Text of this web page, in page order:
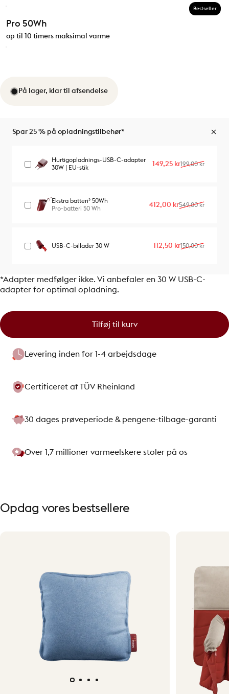
Pro 50Wh
op til 10 timers maksimal varme
Bestseller
På lager, klar til afsendelse
Spar 25 % på opladningstilbehør*
Hurtigopladnings-USB-C-adapter
30W | EU-stik
Udsalgspris
149,25 kr
Almindelig pris
199,00 kr
Ekstra batteri³ 50Wh
Pro-batteri 50 Wh
Udsalgspris
412,00 kr
Almindelig pris
549,00 kr
USB-C-billader 30 W Udsalgspris
112,50 kr
Almindelig pris
150,00 kr
*Adapter medfølger ikke. Vi anbefaler en 30 W USB-C-
adapter for optimal opladning.
Tilføj til kurv
Levering inden for 1-4 arbejdsdage
Certificeret af TÜV Rheinland
30 dages prøveperiode & pengene-tilbage-garanti
Over 1,7 millioner varmeelskere stoler på os
Opdag vores bestsellere